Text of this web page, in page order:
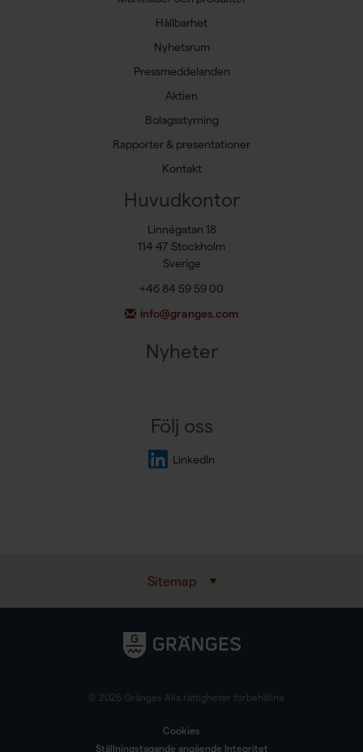
Hållbarhet
Nyhetsrum
Pressmeddelanden
Aktien
Bolagsstyrning
Rapporter & presentationer
Kontakt
Huvudkontor
Linnégatan 18
114 47 Stockholm
Sverige
+46 84 59 59 00
info@granges.com
Nyheter
Följ oss
LinkedIn
Sitemap
© 2026 Gränges Alla rättigheter förbehållna
Cookies
Ställningstagande angående Integritet